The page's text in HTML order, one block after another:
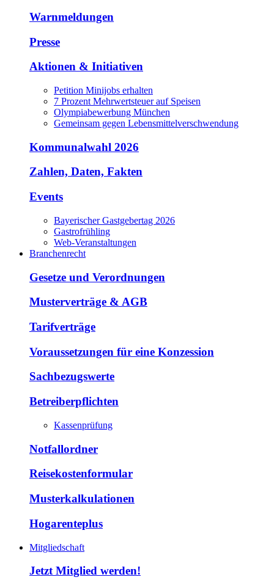
Warnmeldungen
Presse
Aktionen & Initiativen
Petition Minijobs erhalten
7 Prozent Mehrwertsteuer auf Speisen
Olympiabewerbung München
Gemeinsam gegen Lebensmittelverschwendung
Kommunalwahl 2026
Zahlen, Daten, Fakten
Events
Bayerischer Gastgebertag 2026
Gastrofrühling
Web-Veranstaltungen
Branchenrecht
Gesetze und Verordnungen
Musterverträge & AGB
Tarifverträge
Voraussetzungen für eine Konzession
Sachbezugswerte
Betreiberpflichten
Kassenprüfung
Notfallordner
Reisekostenformular
Musterkalkulationen
Hogarenteplus
Mitgliedschaft
Jetzt Mitglied werden!